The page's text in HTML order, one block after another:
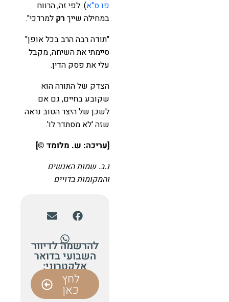
פו ס"א). לפי זה, הרווח
במחילה שייך רק למרדכי".
"תודה רבה הרב בכל אופן"
סיימתי את השיחה, מקבל
עלי את פסק הדין.
הצדק של התורה הוא
שקובע בחיים, גם אם
לשכן של היצר הטוב נראה
שזה 'לא מסתדר לו'.
[עריכה: ש. מלומד ©️]
נ.ב. שמות האנשים
והמקומות בדויים
להרשמה לדיוור
השבועי בדואר
אלקטרוני:
לחץ
כאן